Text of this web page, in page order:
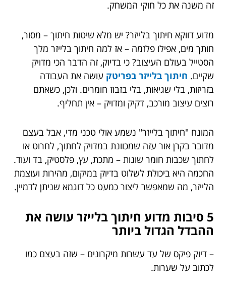
זה משנה את כל חוקי המשחק.
מדוע דווקא חיתוך בלייזר? יש מלא שיטות חיתוך – מסור,
חותך מים, אפילו פלזמה – אז למה חיתוך בלייזר מלך
הסטייל בעולם העיצוב? כי בדיוק, זה הדבר הכי מדויק
שקיים. חיתוך בלייזר בפריטק עושה את העבודה
בזריזות, בלי שגיאות, בלי בזבוז חומרים. ולכן, כשאתם
רוצים עיצוב מורכב, דקיק ומדויק – אין תחליף.
המונח "חיתוך בלייזר" נשמע אולי טכני מדי, אבל בעצם
מדובר בקרן אור עזה שמכוונת במדויק לחתוך, לחרוט או
לחתוך שכבות חומר שונות – מתכת, עץ, פלסטיק, בד ועוד.
החכמה היא ביכולת לשלוט בדיוק במיקום, מהירות ועוצמת
הלייזר, מה שמאפשר ליצור כמעט כל דוגמא שניתן לדמיין.
5 סיבות מדוע חיתוך בלייזר עושה את
ההבדל הגדול ביותר
– דיוק פיקס של עד עשרות מיקרונים – שזה בעצם כמו
לכתוב על שערות.